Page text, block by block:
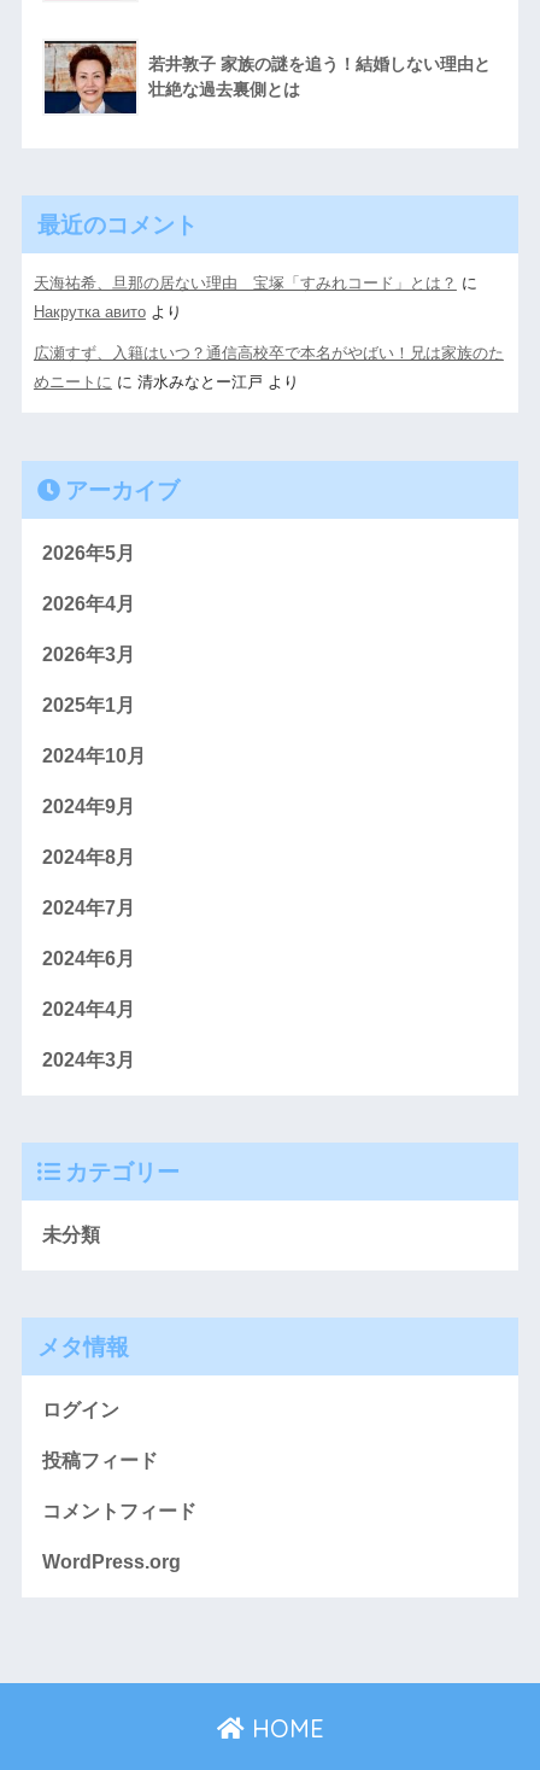
若井敦子 家族の謎を追う！結婚しない理由と
壮絶な過去裏側とは
最近のコメント
天海祐希、旦那の居ない理由 宝塚「すみれコード」とは？ に
Накрутка авитоより
広瀬すず、入籍はいつ？通信高校卒で本名がやばい！兄は家族のた
めニートに に 清水みなとー江戸 より
アーカイブ
2026年5月
2026年4月
2026年3月
2025年1月
2024年10月
2024年9月
2024年8月
2024年7月
2024年6月
2024年4月
2024年3月
カテゴリー
未分類
メタ情報
ログイン
投稿フィード
コメントフィード
WordPress.org
HOME